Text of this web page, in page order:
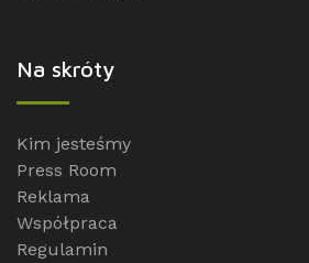
Na skróty
Kim jesteśmy
Press Room
Reklama
Współpraca
Regulamin